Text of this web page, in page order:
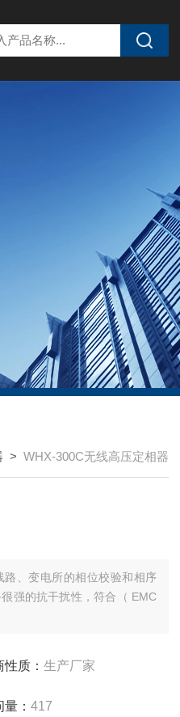
> WHX-300C无线高压定相器
、变电所的相位校验和相序
强的抗干扰性，符合（ EMC
性质： 生产厂家
： 417